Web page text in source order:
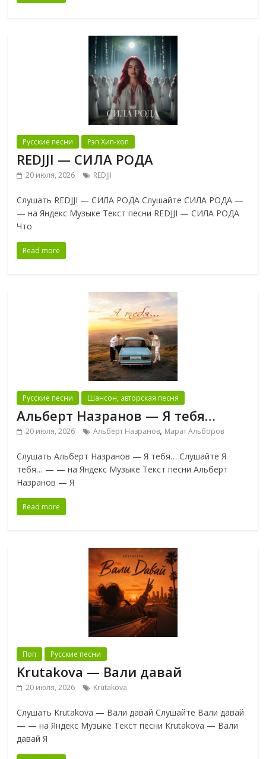
Русские песни Рэп Хип-хоп
REDJJI — СИЛА РОДА
20 июля, 2026 REDJJI
Слушать REDJJI — СИЛА РОДА Слушайте СИЛА РОДА —
— на Яндекс Музыке Текст песни REDJJI — СИЛА РОДА
Что
Read more
Русские песни Шансон, авторская песня
Альберт Назранов — Я тебя…
20 июля, 2026 Альберт Назранов, Марат Альборов
Слушать Альберт Назранов — Я тебя… Слушайте Я
тебя… — — на Яндекс Музыке Текст песни Альберт
Назранов — Я
Read more
Поп Русские песни
Krutakova — Вали давай
20 июля, 2026 Krutakova
Слушать Krutakova — Вали давай Слушайте Вали давай
— — на Яндекс Музыке Текст песни Krutakova — Вали
давай Я